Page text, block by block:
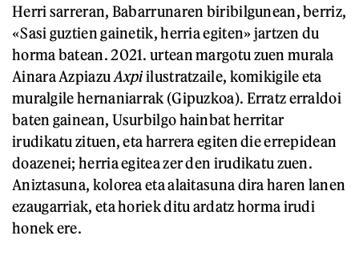
Herri sarreran, Babarrunaren biribilgunean, berriz,
«Sasi guztien gainetik, herria egiten» jartzen du
horma batean. 2021. urtean margotu zuen murala
Ainara Azpiazu Axpiilustratzaile, komikigile eta
muralgile hernaniarrak (Gipuzkoa). Erratz erraldoi
baten gainean, Usurbilgo hainbat herritar
irudikatu zituen, eta harrera egiten die errepidean
doazenei; herria egitea zer den irudikatu zuen.
Aniztasuna, kolorea eta alaitasuna dira haren lanen
ezaugarriak, eta horiek ditu ardatz horma irudi
honek ere.